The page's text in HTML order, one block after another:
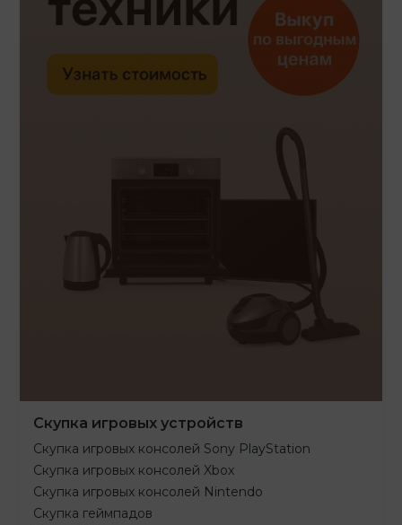
Скупка игровых устройств
Скупка игровых консолей Sony PlayStation
Скупка игровых консолей Xbox
Скупка игровых консолей Nintendo
Скупка геймпадов